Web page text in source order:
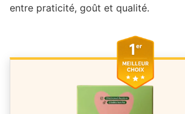
entre praticité, goût et qualité.